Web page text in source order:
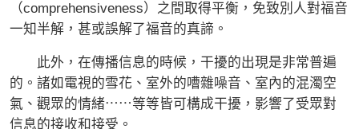
（comprehensiveness）之間取得平衡，免致別人對福音
一知半解，甚或誤解了福音的真諦。
此外，在傳播信息的時候，干擾的出現是非常普遍
的。諸如電視的雪花、室外的嘈雜噪音、室內的混濁空
氣、觀眾的情緒⋯⋯等等皆可構成干擾，影響了受眾對
信息的接收和接受。